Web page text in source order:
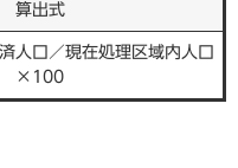
算出式
人口／現在処理区域内人口
×100